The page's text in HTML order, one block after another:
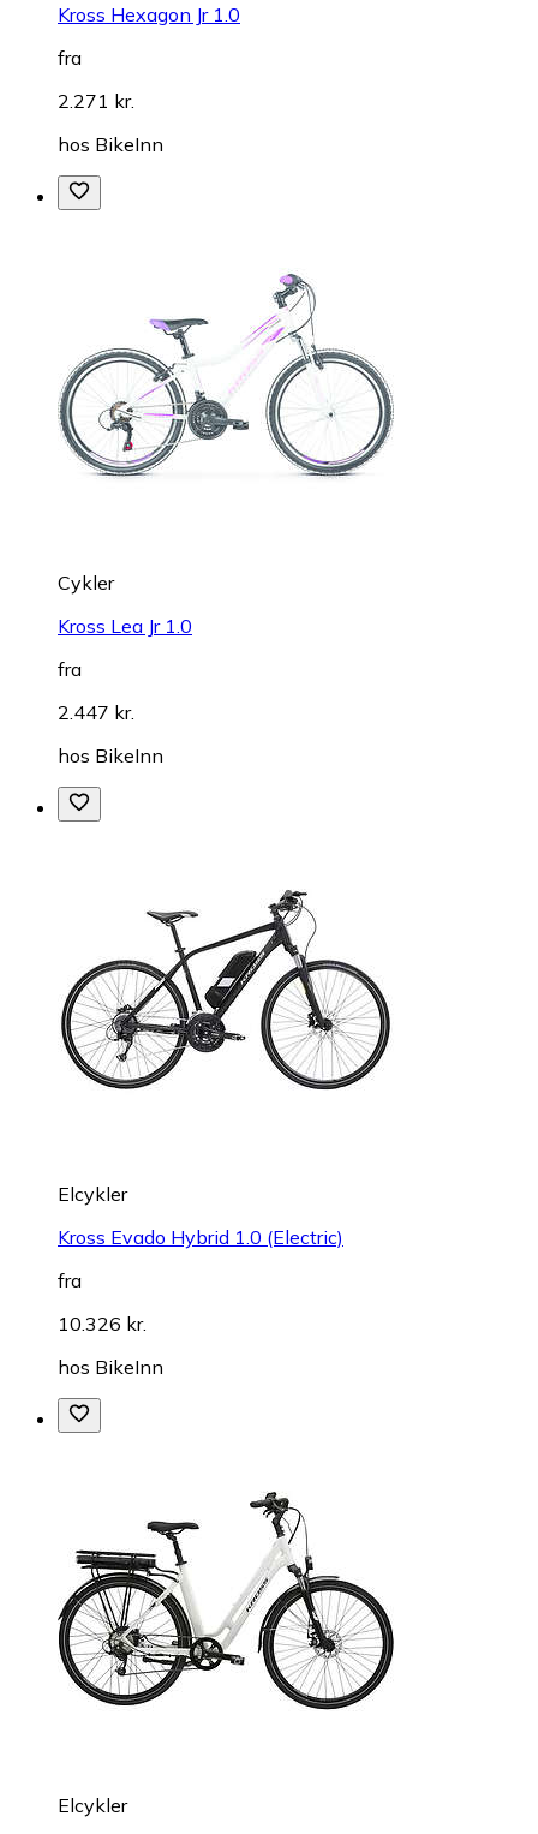
Kross Hexagon Jr 1.0
fra
2.271 kr.
hos BikeInn
Cykler
Kross Lea Jr 1.0
fra
2.447 kr.
hos BikeInn
Elcykler
Kross Evado Hybrid 1.0 (Electric)
fra
10.326 kr.
hos BikeInn
Elcykler